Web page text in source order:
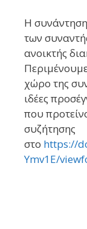
H
των
ανοικτής
χώρο της
ιδέες
που
συζήτησης
στο https://
Ymv1E/